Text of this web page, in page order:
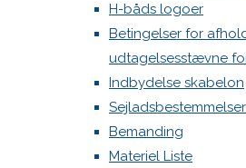
H-båds logoer
Betingelser for
udtagelsesstævne
Indbydelse skabelon
Bemanding
Materiel Liste
et
svar